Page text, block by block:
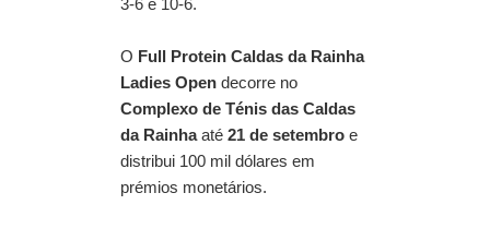
3-6 e 10-6.
O Full Protein Caldas da Rainha
Ladies Open decorre no
Complexo de Ténis das Caldas
da Rainhaaté 21 de setembro e
distribui 100 mil dólares em
prémios monetários.